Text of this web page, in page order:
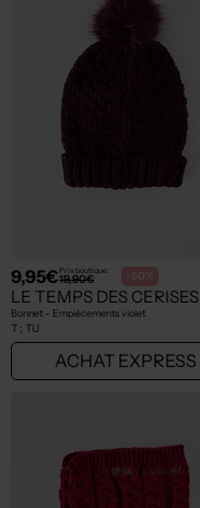
9,95€Prix boutique :
19,90€ -50%
LE TEMPS DES CERISES
Bonnet - Empiècements violet
T : TU
ACHAT EXPRESS